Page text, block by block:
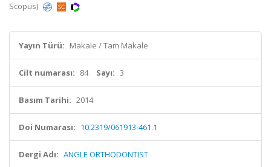
Scopus)
Yayın Türü: Makale / Tam Makale
Cilt numarası: 84 Sayı: 3
Basım Tarihi: 2014
Doi Numarası: 10.2319/061913-461.1
Dergi Adı: ANGLE ORTHODONTIST